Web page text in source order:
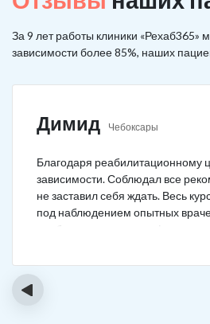
За 9 лет работы клиники «Рехаб365»
зависимости более 85%, наших
Димид Чебоксары
Благодаря реабилитационному
зависимости. Соблюдал все
не заставил себя ждать. Весь
под наблюдением опытных
пребывания супер комфортные:
есть все необходимое для
никаких стрессовых ситуаций.
‹